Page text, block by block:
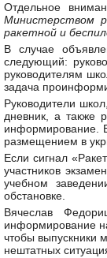
Отдельное
Министерством
ракетной и
В случае
следующий:
руководителям
задача
Руководители
дневник, а также
информирование.
размещением в
Если сигнал
участников
учебном
обстановке.
Вячеслав
информирование
чтобы выпускники
нештатных